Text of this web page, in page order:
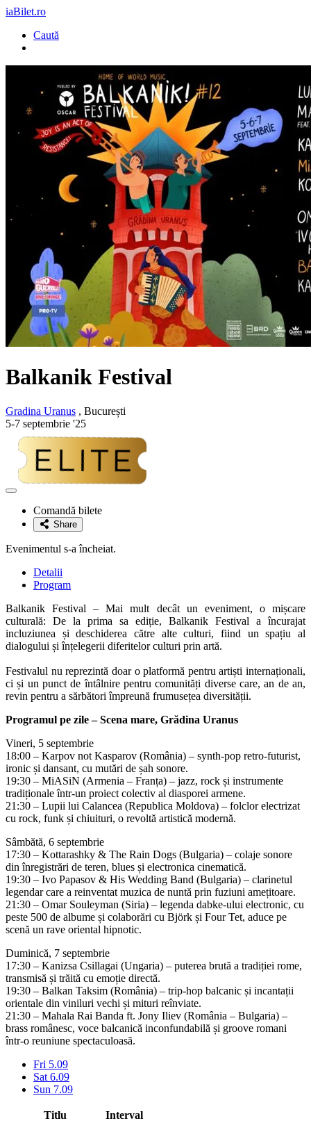
iaBilet.ro
Caută
Balkanik Festival
Gradina Uranus , București
5-7 septembrie '25
Adaugă
favoriteComandă bilete
Share
Evenimentul s-a încheiat.
Detalii
Program
Balkanik Festival – Mai mult decât un eveniment, o mișcare
culturală: De la prima sa ediție, Balkanik Festival a încurajat
incluziunea și deschiderea către alte culturi, fiind un spațiu al
dialogului și înțelegerii diferitelor culturi prin artă.
Festivalul nu reprezintă doar o platformă pentru artiști internaționali,
ci și un punct de întâlnire pentru comunități diverse care, an de an,
revin pentru a sărbători împreună frumusețea diversității.
Programul pe zile – Scena mare, Grădina Uranus
Vineri, 5 septembrie
18:00 – Karpov not Kasparov (România) – synth-pop retro-futurist,
ironic și dansant, cu mutări de șah sonore.
19:30 – MiASiN (Armenia – Franța) – jazz, rock și instrumente
tradiționale într-un proiect colectiv al diasporei armene.
21:30 – Lupii lui Calancea (Republica Moldova) – folclor electrizat
cu rock, funk și chiuituri, o revoltă artistică modernă.
Sâmbătă, 6 septembrie
17:30 – Kottarashky & The Rain Dogs (Bulgaria) – colaje sonore
din înregistrări de teren, blues și electronica cinematică.
19:30 – Ivo Papasov & His Wedding Band (Bulgaria) – clarinetul
legendar care a reinventat muzica de nuntă prin fuziuni amețitoare.
21:30 – Omar Souleyman (Siria) – legenda dabke-ului electronic, cu
peste 500 de albume și colaborări cu Björk și Four Tet, aduce pe
scenă un rave oriental hipnotic.
Duminică, 7 septembrie
17:30 – Kanizsa Csillagai (Ungaria) – puterea brută a tradiției rome,
transmisă și trăită cu emoție directă.
19:30 – Balkan Taksim (România) – trip-hop balcanic și incantații
orientale din viniluri vechi și mituri reînviate.
21:30 – Mahala Rai Banda ft. Jony Iliev (România – Bulgaria) –
brass românesc, voce balcanică inconfundabilă și groove romani
într-o reuniune spectaculoasă.
Fri 5.09
Sat 6.09
Sun 7.09
Titlu
Interval